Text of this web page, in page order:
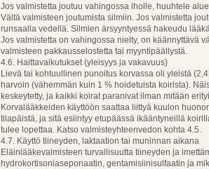
Jos valmistetta joutuu vahingossa iholle, huuhtele
Vältä valmisteen joutumista silmiin. Jos valmistetta
runsaalla vedellä. Silmien ärsyyntyessä hakeudu
Jos valmistetta on vahingossa nielty, on käännyttävä
valmisteen pakkausselostetta tai myyntipäällystä.
4.6. Haittavaikutukset (yleisyys ja vakavuus)
Lievä tai kohtuullinen punoitus korvassa oli yleistä
harvoin (vähemmän kuin 1 % hoidetuista koirista).
keskeytetty, ja kaikki koirat paranivat ilman mitään
Korvalääkkeiden käyttöön saattaa liittyä kuulon
tilapäistä, ja sitä esiintyy etupäässä ikääntyneillä
tulee lopettaa. Katso valmisteyhteenvedon kohta 4.5.
4.7. Käyttö tiineyden, laktaation tai muninnan aikana
Eläinlääkevalmisteen turvallisuutta tiineyden ja
hydrokortisoniaseponaatin, gentamisiinisulfaatin ja